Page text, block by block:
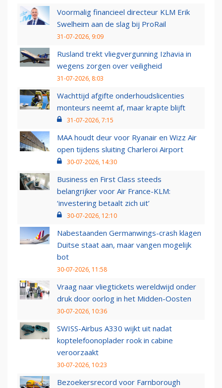
Voormalig financieel directeur KLM Erik
Swelheim aan de slag bij ProRail
31-07-2026, 9:09
Rusland trekt vliegvergunning Izhavia in
wegens zorgen over veiligheid
31-07-2026, 8:03
Wachttijd afgifte onderhoudslicenties
monteurs neemt af, maar krapte blijft
31-07-2026, 7:15
MAA houdt deur voor Ryanair en Wizz Air
open tijdens sluiting Charleroi Airport
30-07-2026, 14:30
Business en First Class steeds
belangrijker voor Air France-KLM:
‘investering betaalt zich uit’
30-07-2026, 12:10
Nabestaanden Germanwings-crash klagen
Duitse staat aan, maar vangen mogelijk
bot
30-07-2026, 11:58
Vraag naar vliegtickets wereldwijd onder
druk door oorlog in het Midden-Oosten
30-07-2026, 10:36
SWISS-Airbus A330 wijkt uit nadat
koptelefoonoplader rook in cabine
veroorzaakt
30-07-2026, 10:23
Bezoekersrecord voor Farnborough